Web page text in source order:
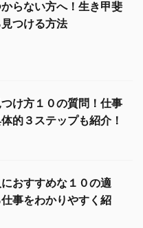
らない方へ！生き甲斐
つける方法
け方１０の質問！仕事
的３ステップも紹介！
おすすめな１０の適
事をわかりやすく紹